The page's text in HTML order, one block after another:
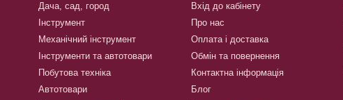
Дача, сад, город
Інструмент
Механічний інструмент
Інструменти та автотовари
Побутова техніка
Автотовари
Вхід до кабінету
Про нас
Оплата і доставка
Обмін та повернення
Контактна інформація
Блог